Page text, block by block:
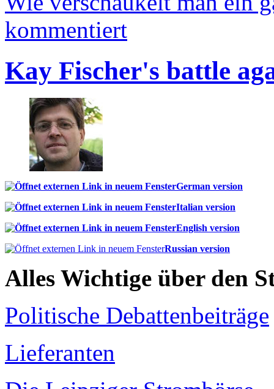
kommentiert
Kay Fischer's battle
German version
Italian version
English version
Russian version
Alles Wichtige über den
Politische Debattenbeiträge
Lieferanten